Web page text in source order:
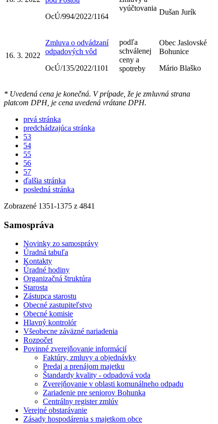
OcÚ/994/2022/1164
vyúčtovania Dušan Jurík
16. 3. 2022
Zmluva o odvádzaní
odpadových vôd
OcÚ/135/2022/1101
podľa
schválenej
ceny a
spotreby
Obec Jaslovské
Bohunice
Mário Blaško
* Uvedená cena je konečná. V prípade, že je zmluvná strana
platcom DPH, je cena uvedená vrátane DPH.
prvá stránka
predchádzajúca stránka
53
54
55
56
57
ďalšia stránka
posledná stránka
Zobrazené 1351-1375 z 4841
Samospráva
Novinky zo samosprávy
Úradná tabuľa
Kontakty
Úradné hodiny
Organizačná štruktúra
Starosta
Zástupca starostu
Obecné zastupiteľstvo
Obecné komisie
Hlavný kontrolór
Všeobecne záväzné nariadenia
Rozpočet
Povinné zverejňovanie informácií
Faktúry, zmluvy a objednávky
Predaj a prenájom majetku
Štandardy kvality - odpadová voda
Zverejňovanie v oblasti komunálneho odpadu
Zariadenie pre seniorov Bohunka
Centrálny register zmlúv
Verejné obstarávanie
Zásady hospodárenia s majetkom obce